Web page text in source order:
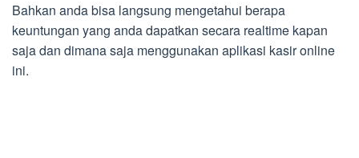
Bahkan anda bisa langsung mengetahui berapa
keuntungan yang anda dapatkan secara realtime kapan
saja dan dimana saja menggunakan aplikasi kasir online
ini.